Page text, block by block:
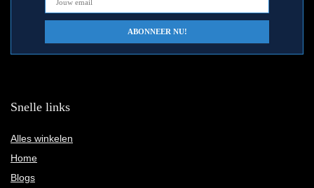
Snelle links
Alles winkelen
Home
Blogs